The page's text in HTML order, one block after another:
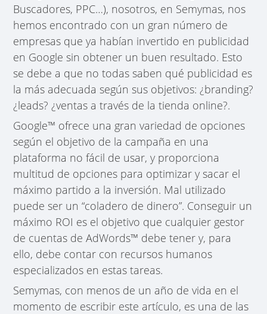
Buscadores, PPC…), nosotros, en Semymas, nos
hemos encontrado con un gran número de
empresas que ya habían invertido en publicidad
en Google sin obtener un buen resultado. Esto
se debe a que no todas saben qué publicidad es
la más adecuada según sus objetivos: ¿branding?
¿leads? ¿ventas a través de la tienda online?.
Google™ ofrece una gran variedad de opciones
según el objetivo de la campaña en una
plataforma no fácil de usar, y proporciona
multitud de opciones para optimizar y sacar el
máximo partido a la inversión. Mal utilizado
puede ser un “coladero de dinero”. Conseguir un
máximo ROI es el objetivo que cualquier gestor
de cuentas de AdWords™ debe tener y, para
ello, debe contar con recursos humanos
especializados en estas tareas.
Semymas, con menos de un año de vida en el
momento de escribir este artículo, es una de las